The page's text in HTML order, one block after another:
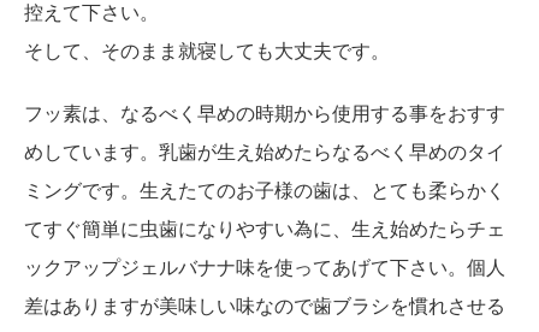
控えて下さい。
そして、そのまま就寝しても大丈夫です。
フッ素は、なるべく早めの時期から使用する事をおすす
めしています。乳歯が生え始めたらなるべく早めのタイ
ミングです。生えたてのお子様の歯は、とても柔らかく
てすぐ簡単に虫歯になりやすい為に、生え始めたらチェ
ックアップジェルバナナ味を使ってあげて下さい。個人
差はありますが美味しい味なので歯ブラシを慣れさせる